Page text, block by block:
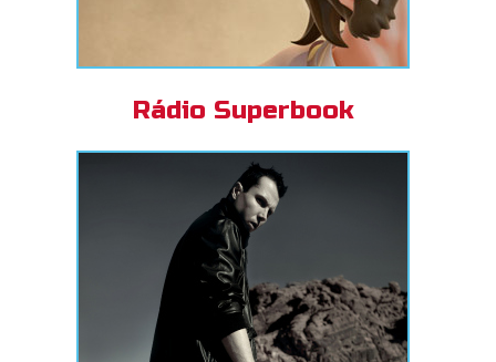
Rádio Superbook